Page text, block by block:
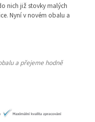
nich již stovky malých
Nyní v novém obalu a
a přejeme hodně